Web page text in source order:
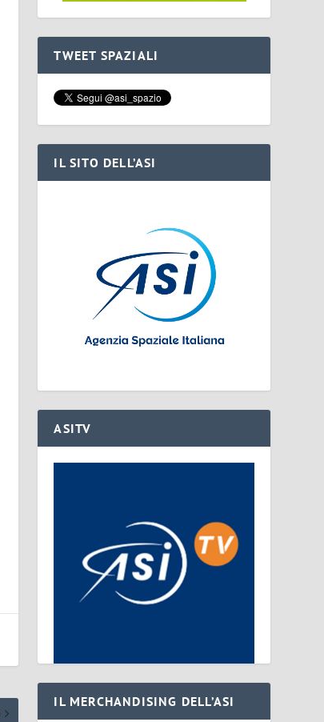
TWEET SPAZIALI
IL SITO DELL’ASI
ASITV
IL MERCHANDISING DELL’ASI